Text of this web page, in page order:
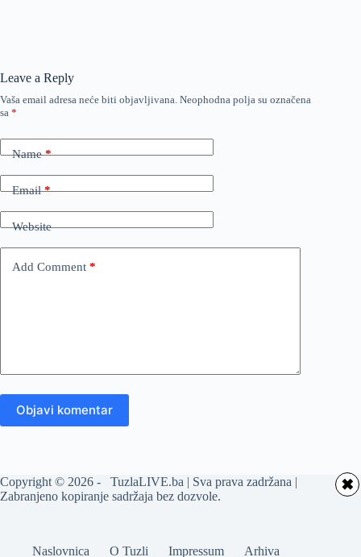
Leave a Reply
Vaša email adresa neće biti objavljivana. Neophodna polja su označena
sa *
Name*
Email*
Website
Add Comment *
Objavi komentar
Copyright © 2026 - TuzlaLIVE.ba | Sva prava zadržana |
Zabranjeno kopiranje sadržaja bez dozvole.
Naslovnica O Tuzli Impressum Arhiva
✖